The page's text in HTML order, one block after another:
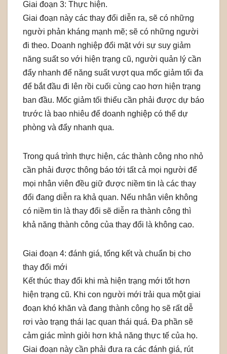
Giai đoạn 3: Thực hiện.
Giai đoạn này các thay đổi diễn ra, sẽ có những
người phản kháng mạnh mẽ; sẽ có những người
đi theo. Doanh nghiệp đổi mặt với sự suy giảm
năng suất so với hiện trạng cũ, người quản lý cần
đẩy nhanh để năng suất vượt qua mốc giảm tối đa
để bắt đầu đi lên rồi cuối cùng cao hơn hiện trạng
ban đầu. Mốc giảm tối thiểu cần phải được dự báo
trước là bao nhiêu để doanh nghiệp có thể dự
phòng và đẩy nhanh qua.
Trong quá trình thực hiện, các thành công nho nhỏ
cần phải được thông báo tới tất cả mọi người để
mọi nhân viên đều giữ được niềm tin là các thay
đổi đang diễn ra khả quan. Nếu nhân viên không
có niềm tin là thay đổi sẽ diễn ra thành công thì
khả năng thành công của thay đổi là không cao.
Giai đoạn 4: đánh giá, tổng kết và chuẩn bị cho
thay đổi mới
Kết thúc thay đổi khi mà hiện trạng mới tốt hơn
hiện trạng cũ. Khi con người mới trải qua một giai
đoạn khó khăn và đang thành công họ sẽ rất dễ
rơi vào trạng thái lạc quan thái quá. Đa phần sẽ
cảm giác mình giỏi hơn khả năng thực tế của họ.
Giai đoạn này cần phải đưa ra các đánh giá, rút